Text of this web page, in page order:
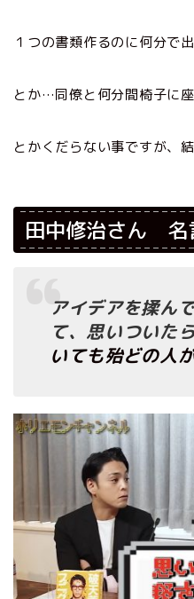
１つの書類作るのに何分で
とか…同僚と何分間椅子に
とかくだらない事ですが、
田中修治さん
アイデアを揉ん
て、思いついた
いても殆どの人